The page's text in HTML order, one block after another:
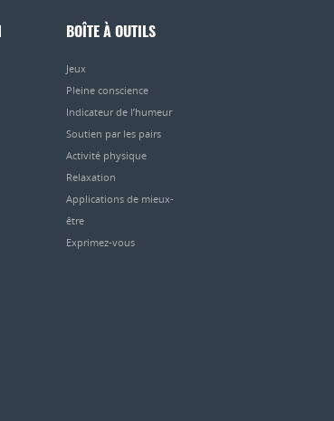
BOÎTE À OUTILS
Jeux
Pleine conscience
Indicateur de l’humeur
Soutien par les pairs
Activité physique
Relaxation
Applications de mieux-
être
Exprimez-vous